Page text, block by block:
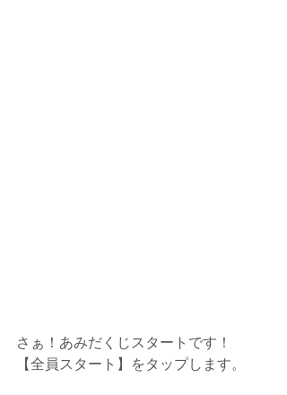
さぁ！あみだくじスタートです！
【全員スタート】をタップします。